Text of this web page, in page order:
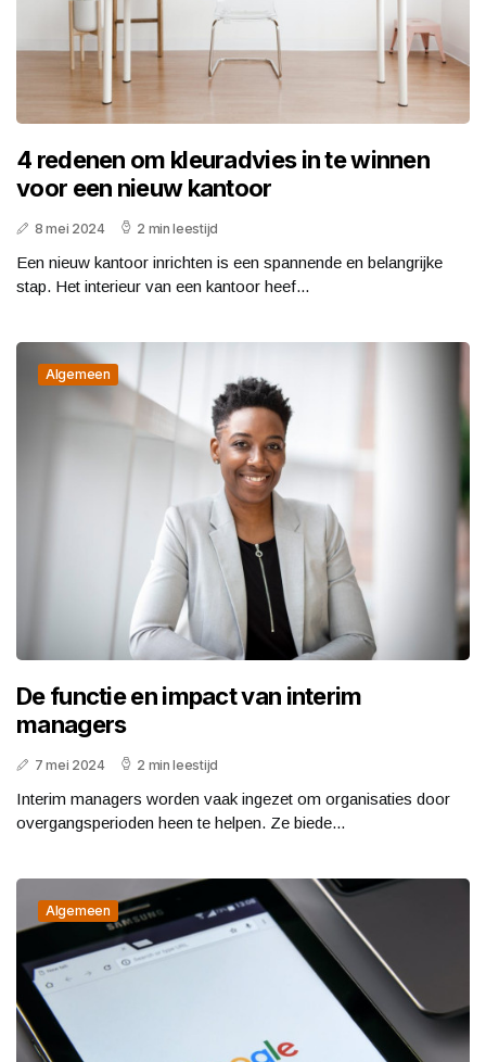
4 redenen om kleuradvies in te winnen
voor een nieuw kantoor
8 mei 2024 2 min leestijd
Een nieuw kantoor inrichten is een spannende en belangrijke
stap. Het interieur van een kantoor heef...
Algemeen
De functie en impact van interim
managers
7 mei 2024 2 min leestijd
Interim managers worden vaak ingezet om organisaties door
overgangsperioden heen te helpen. Ze biede...
Algemeen